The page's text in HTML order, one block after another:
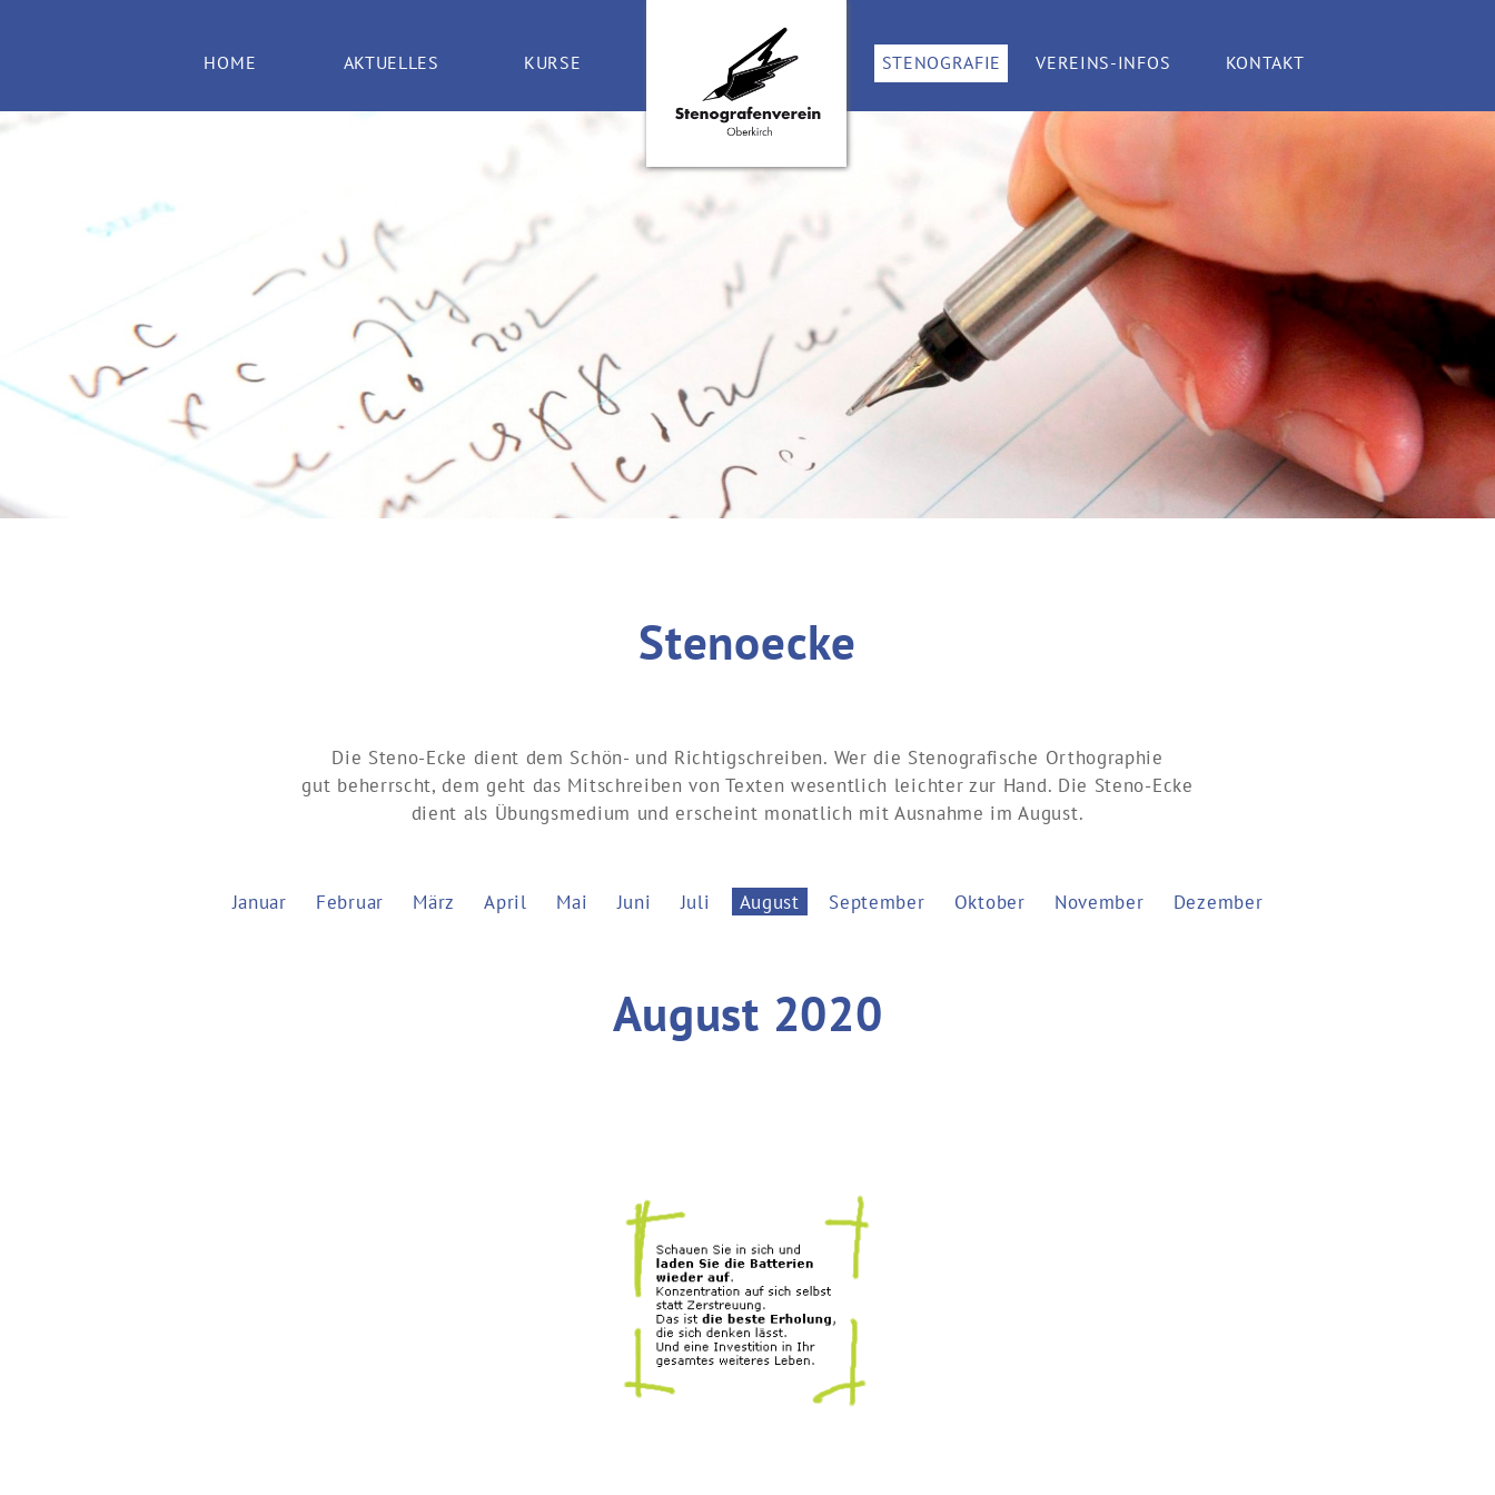
HOME AKTUELLES
ARTIKEL
KURSE
STENO-KURS
TASTSCHREIB-KURS
STENOGRAFIE
WAS IST STENO?
STENO-ECKE
ÜBUNGSABENDE
LINKS
VEREINS-INFOS
VEREINSGESCHICHTE
BILDERARCHIV
SATZUNG
DIN-NORM 5008
KONTAKT
ANSPRECHPARTNER
Stenoecke
Die Steno-Ecke dient dem Schön- und Richtigschreiben. Wer die Stenografische Orthographie
gut beherrscht, dem geht das Mitschreiben von Texten wesentlich leichter zur Hand. Die Steno-Ecke
dient als Übungsmedium und erscheint monatlich mit Ausnahme im August.
Januar Februar März April Mai Juni Juli August September Oktober November Dezember
August 2020